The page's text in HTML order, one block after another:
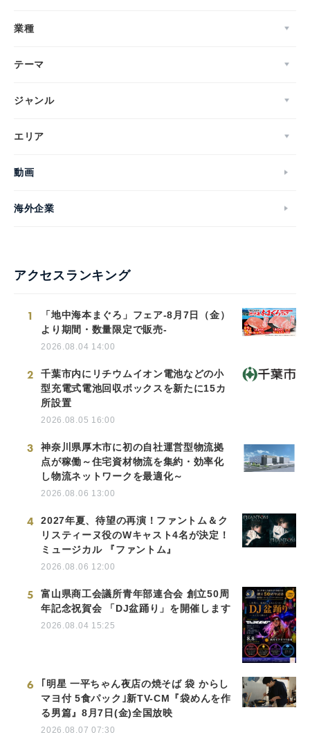
業種
テーマ
ジャンル
エリア
動画
海外企業
アクセスランキング
1
「地中海本まぐろ」フェア-8月7日（金）
より期間・数量限定で販売-
2026.08.04 14:00
2
千葉市内にリチウムイオン電池などの小
型充電式電池回収ボックスを新たに15カ
所設置
2026.08.05 16:00
3
神奈川県厚木市に初の自社運営型物流拠
点が稼働～住宅資材物流を集約・効率化
し物流ネットワークを最適化～
2026.08.06 13:00
4
2027年夏、待望の再演！ファントム＆ク
リスティーヌ役のWキャスト4名が決定！
ミュージカル 『ファントム』
2026.08.06 12:00
5
富山県商工会議所青年部連合会 創立50周
年記念祝賀会 「DJ盆踊り」を開催します
2026.08.04 15:25
6
｢明星 一平ちゃん夜店の焼そば 袋 からし
マヨ付 5食パック｣新TV-CM『袋めんを作
る男篇』8月7日(金)全国放映
2026.08.07 07:30